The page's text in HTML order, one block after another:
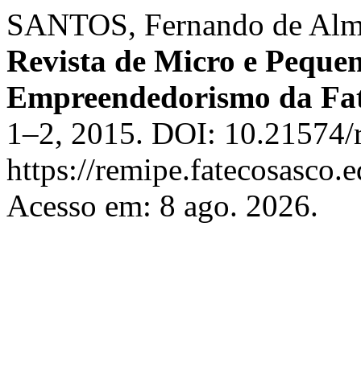
SANTOS, Fernando de
Revista de Micro e
Empreendedorismo da
1–2, 2015. DOI:
https://
Acesso em: 8 ago. 2026.